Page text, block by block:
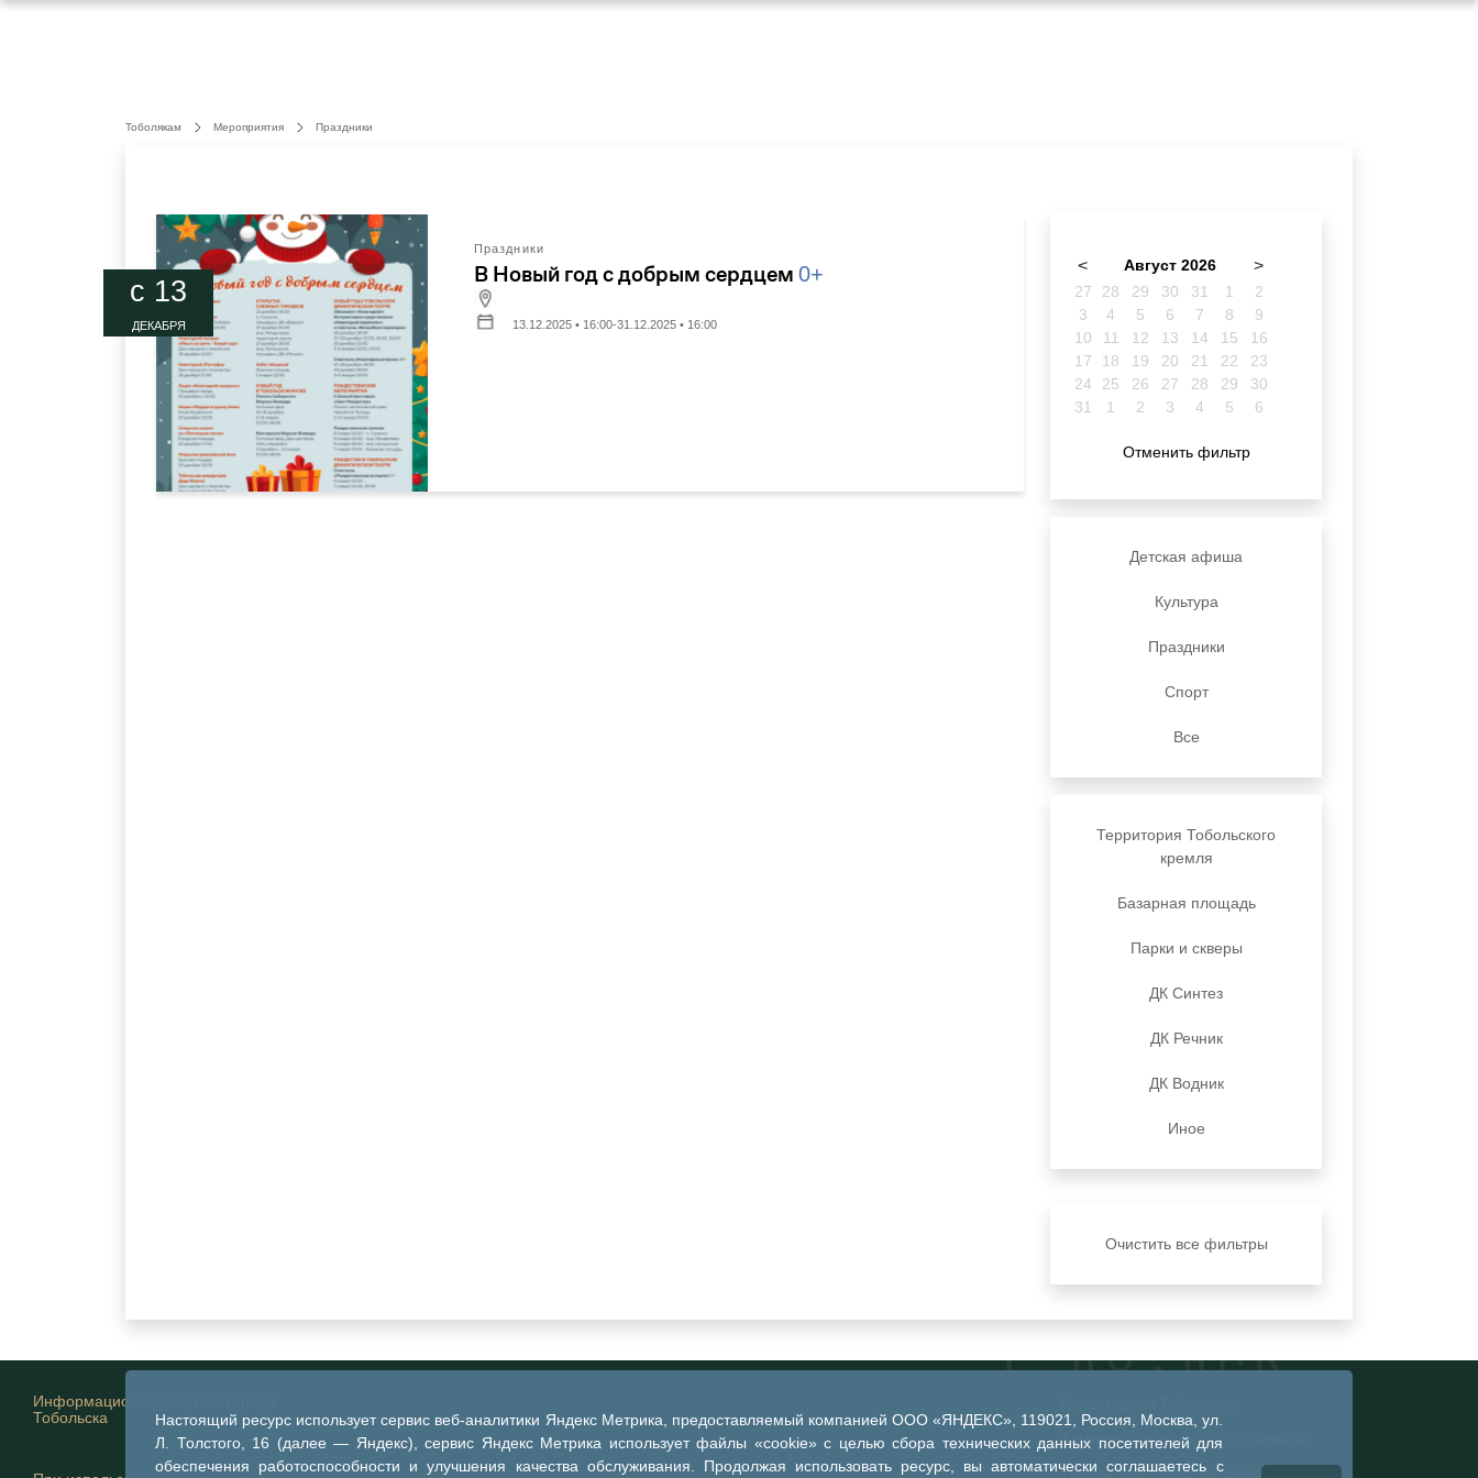
Настоящий ресурс использует сервис веб-аналитики Яндекс Метрика, предоставляемый компанией ООО «ЯНДЕКС», 119021, Россия, Москва, ул.
Л. Толстого, 16 (далее — Яндекс), сервис Яндекс Метрика использует файлы «cookie» с целью сбора технических данных посетителей для
обеспечения работоспособности и улучшения качества обслуживания. Продолжая использовать ресурс, вы автоматически соглашаетесь с
Тоболякам Мероприятия Праздники
c 13
ДЕКАБРЯ
Праздники
В Новый год с добрым сердцем 0+
13.12.2025 • 16:00-31.12.2025 • 16:00
< Август 2026 >
27 28 29 30 31 1
2
3
4 5 6 7 8
9
10
11 12 13 14 15
16
17
18 19 20 21 22
23
24
25 26 27 28 29
30
31
1 2 3 4 5 6
Отменить фильтр
Детская афиша
Культура
Праздники
Спорт
Все
Территория Тобольского
кремля
Базарная площадь
Парки и скверы
ДК Синтез
ДК Речник
ДК Водник
Иное
Очистить все фильтры
Информационный портал города
Тобольска
Администрация города Тобольска
Тобольская городская дума